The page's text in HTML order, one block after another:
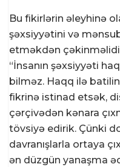
Bu fikirlərin əleyhinə
şəxsiyyətini və
etməkdən
“İnsanın şəxsiyyəti
bilməz. Haqq ilə
fikrinə istinad etsək,
çərçivədən kənara
tövsiyə edirik. Çünki
davranışlarla ortaya
ən düzgün yanaşma